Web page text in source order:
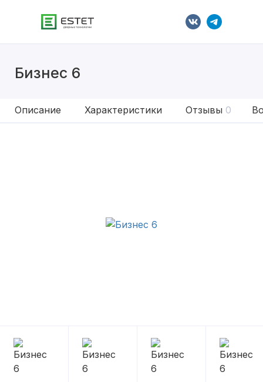
Бизнес 6
Описание Характеристики Отзывы 0